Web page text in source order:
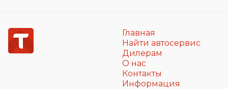
Главная
Найти автосервис
Дилерам
О нас
Контакты
Информация